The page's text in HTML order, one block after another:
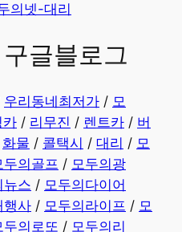
의넷-대리
글블로그
우리동네최저가 / 모
카 / 리무진 / 렌트카 / 버
화물 / 콜택시 / 대리 / 모
두의골프 / 모두의광
뉴스 / 모두의다이어
행사 / 모두의라이프 / 모
두의로또 / 모두의리